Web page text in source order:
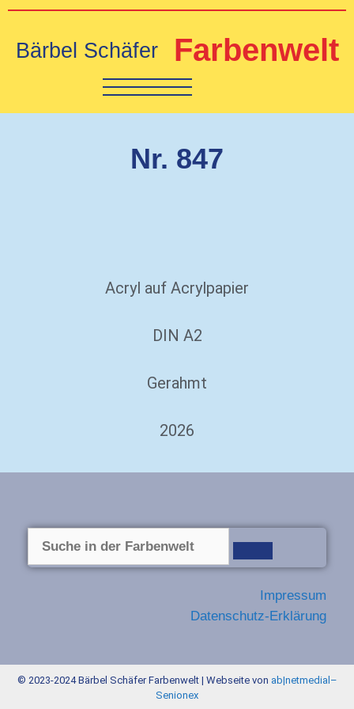
Bärbel Schäfer Farbenwelt
Nr. 847
Acryl auf Acrylpapier
DIN A2
Gerahmt
2026
Impressum
Datenschutz-Erklärung
© 2023-2024 Bärbel Schäfer Farbenwelt | Webseite von ab|netmedial–
Senionex